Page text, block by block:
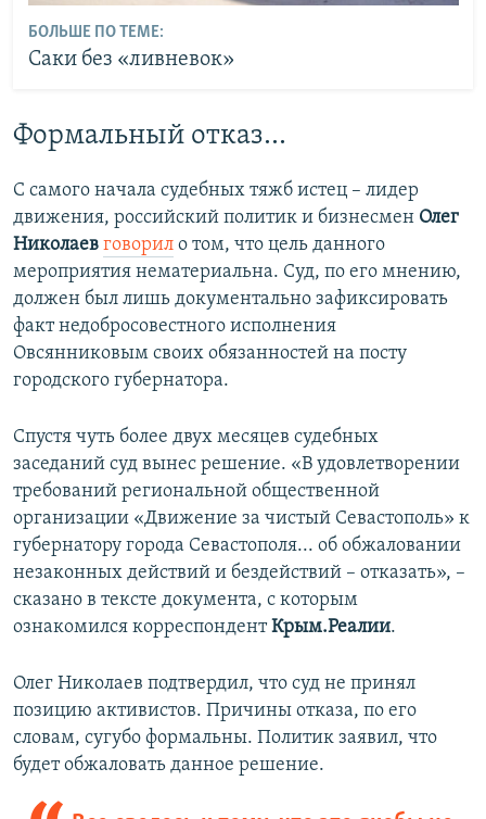
БОЛЬШЕ ПО ТЕМЕ:
Саки без «ливневок»
Формальный отказ…
С самого начала судебных тяжб истец – лидер
движения, российский политик и бизнесмен Олег
Николаев говорил о том, что цель данного
мероприятия нематериальна. Суд, по его мнению,
должен был лишь документально зафиксировать
факт недобросовестного исполнения
Овсянниковым своих обязанностей на посту
городского губернатора.
Спустя чуть более двух месяцев судебных
заседаний суд вынес решение. «В удовлетворении
требований региональной общественной
организации «Движение за чистый Севастополь» к
губернатору города Севастополя... об обжаловании
незаконных действий и бездействий – отказать», –
сказано в тексте документа, с которым
ознакомился корреспондентКрым.Реалии.
Олег Николаев подтвердил, что суд не принял
позицию активистов. Причины отказа, по его
словам, сугубо формальны. Политик заявил, что
будет обжаловать данное решение.